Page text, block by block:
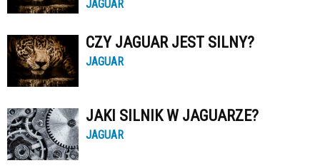
JAGUAR
CZY JAGUAR JEST SILNY?
JAGUAR
JAKI SILNIK W JAGUARZE?
JAGUAR